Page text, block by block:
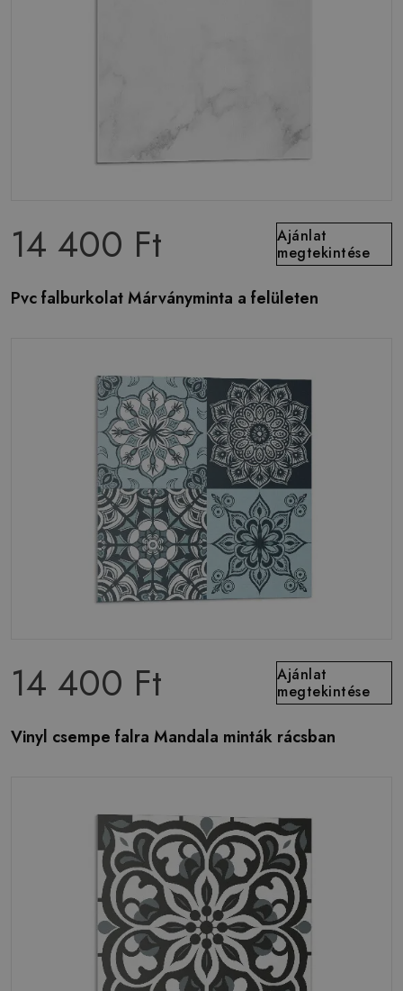
14 400 Ft
Ajánlat
megtekintése
Pvc falburkolat Márványminta a felületen
14 400 Ft
Ajánlat
megtekintése
Vinyl csempe falra Mandala minták rácsban